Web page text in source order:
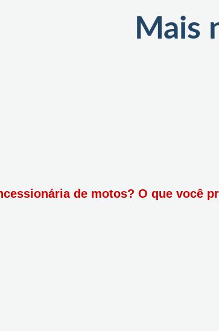
Mais
de motos? O que você